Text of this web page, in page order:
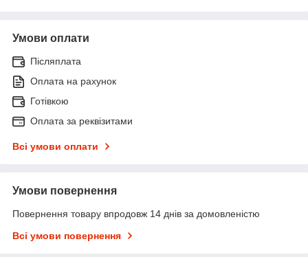
Умови оплати
Післяплата
Оплата на рахунок
Готівкою
Оплата за реквізитами
Всі умови оплати
Умови повернення
Повернення товару впродовж 14 днів за домовленістю
Всі умови повернення